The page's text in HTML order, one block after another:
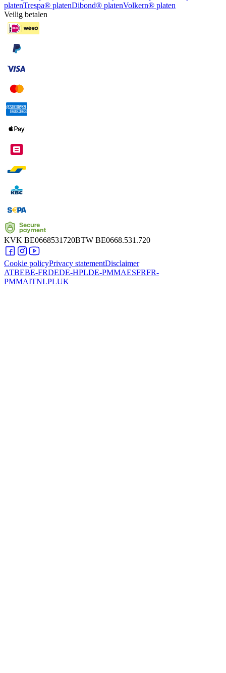
platenTrespa® platenDibond® platenVolkern® platen
Veilig betalen
KVK BE0668531720BTW BE0668.531.720
Cookie policyPrivacy statementDisclaimer
ATBEBE-FRDEDE-HPLDE-PMMAESFRFR-
PMMAITNLPLUK